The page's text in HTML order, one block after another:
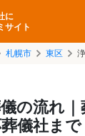
に
サイト
札幌市 東区
の流れ
儀社まで